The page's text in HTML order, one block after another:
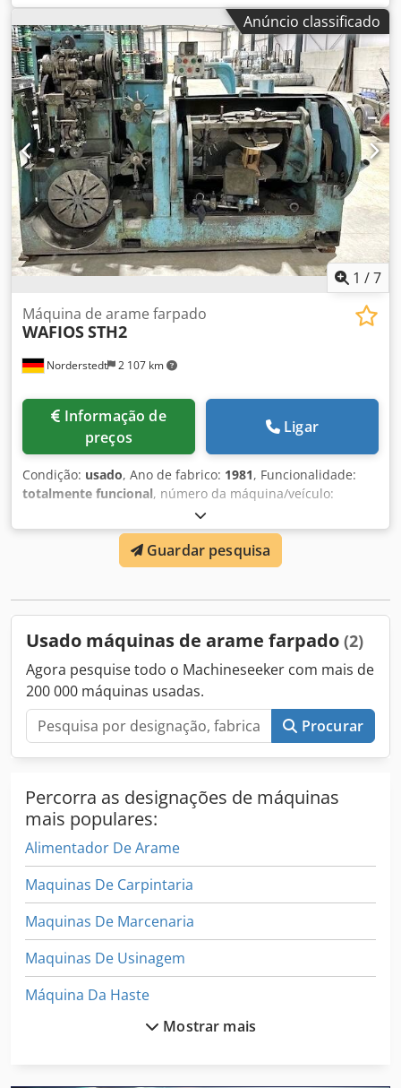
construção: 1989 Diâmetro do fio principal: 1,6-2,8 mm
Diâmetro do fio dos farpas: 1,6-2,5 mm Produtividade –
metros/min: 27-47 Distância entre farpas: 50-150 mm
Condição: excelente
Anúncio classificado
1 /7
Norderstedt 2 107 km
Máquina de arame farpado
WAFIOSSTH2
preços
Ligar
Condição: usado, Ano de fabrico: 1981, Funcionalidade:
totalmente funcional, número da máquina/veículo:
, Número da oferta: D48E/7965 Tipo de
máquina: Máquina de arame farpado Fabricante: WAFIOS
Modelo: STH2 Ano de fabrico: 1981 Diâmetro do fio
principal: 1,6-2,8 mm Chjdpfxox Ea E Ie Ai Nsa Diâmetro do
Localização: Na Europa
Guardar pesquisa
Usado máquinas de arame farpado (2)
Agora pesquise todo o Machineseeker com mais de
200 000 máquinas usadas.
Procurar
Percorra as designações de máquinas
mais populares:
Alimentador De Arame
Maquinas De Carpintaria
Maquinas De Marcenaria
Maquinas De Usinagem
Máquina Da Haste
Máquina De Aparar Mostrar mais